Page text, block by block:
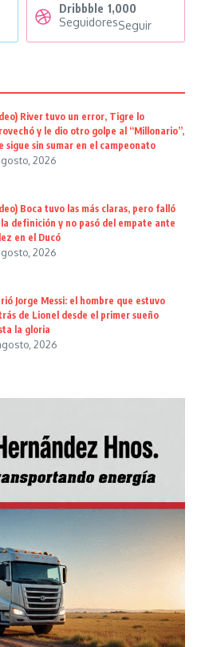
Dribbble 1,000
SeguidoresSeguir
River tuvo un error, Tigre lo
y le dio otro golpe al “Millonario”,
sigue sin sumar en el campeonato
2026
Boca tuvo las más claras, pero falló
definición y no pasó del empate ante
en el Ducó
2026
Jorge Messi: el hombre que estuvo
de Lionel desde el primer sueño
la gloria
2026